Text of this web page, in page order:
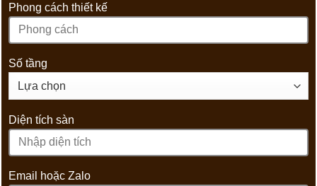
Phong cách thiết kế
Số tầng
Diện tích sàn
Email hoặc Zalo